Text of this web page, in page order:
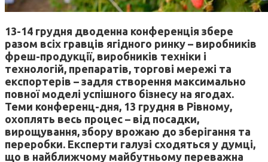
13-14 грудня дводенна конференція збере
разом всіх гравців ягідного ринку – виробників
фреш-продукції, виробників техніки і
технологій, препаратів, торгові мережі та
експортерів – задля створення максимально
повної моделі успішного бізнесу на ягодах.
Теми конференц-дня, 13 грудня в Рівному,
охоплять весь процес – від посадки,
вирощування, збору врожаю до зберігання та
переробки. Експерти галузі сходяться у думці,
що в найближчому майбутньому переважна